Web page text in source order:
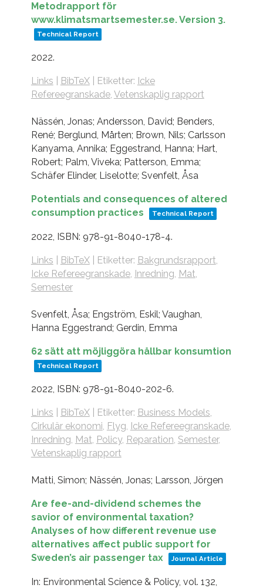
Metodrapport för
www.klimatsmartsemester.se. Version 3.
Technical Report
2022.
Links BibTeX| Etiketter: Icke
Refereegranskade, Vetenskaplig rapport
Nässén, Jonas; Andersson, David; Benders,
René; Berglund, Mårten; Brown, Nils; Carlsson
Kanyama, Annika; Eggestrand, Hanna; Hart,
Robert; Palm, Viveka; Patterson, Emma;
Schäfer Elinder, Liselotte; Svenfelt, Åsa
Potentials and consequences of altered
consumption practices
Technical Report
2022, ISBN: 978-91-8040-178-4.
Links BibTeX| Etiketter: Bakgrundsrapport,
Icke Refereegranskade, Inredning, Mat,
Semester
Svenfelt, Åsa; Engström, Eskil; Vaughan,
Hanna Eggestrand; Gerdin, Emma
62 sätt att möjliggöra hållbar konsumtion
Technical Report
2022, ISBN: 978-91-8040-202-6.
Links BibTeX| Etiketter: Business Models,
Cirkulär ekonomi, Flyg, Icke Refereegranskade,
Inredning, Mat, Policy, Reparation, Semester,
Vetenskaplig rapport
Matti, Simon; Nässén, Jonas; Larsson, Jörgen
Are fee-and-dividend schemes the
savior of environmental taxation?
Analyses of how different revenue use
alternatives affect public support for
Sweden’s air passenger tax
Journal Article
In: Environmental Science & Policy, vol. 132,